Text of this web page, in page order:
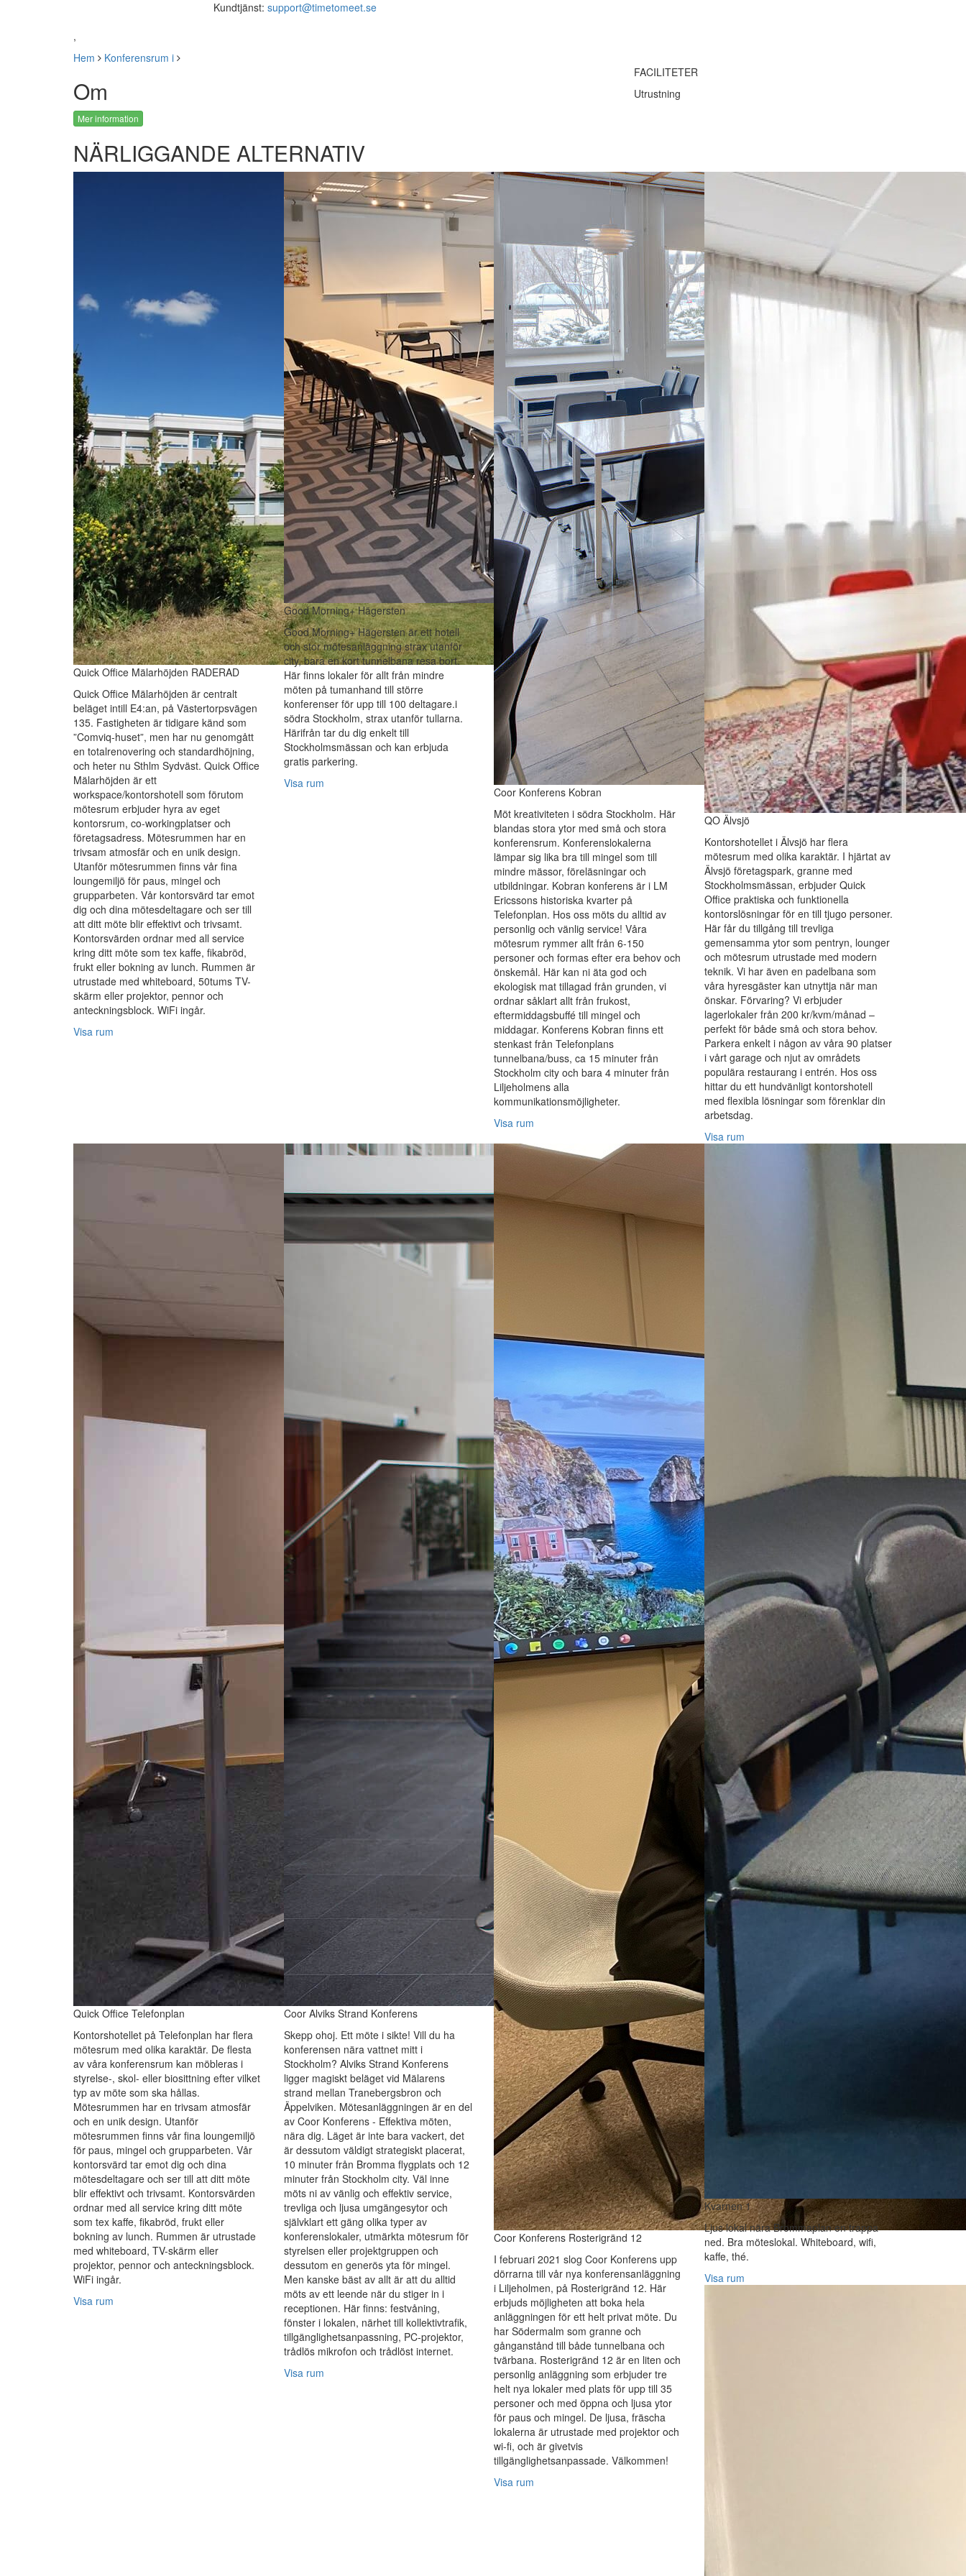
Kundtjänst: support@timetomeet.se
,
Hem
Konferensrum i
Om
Mer information
FACILITETER
Utrustning
NÄRLIGGANDE ALTERNATIV
Quick Office Mälarhöjden RADERAD
Quick Office Mälarhöjden är centralt
beläget intill E4:an, på Västertorpsvägen
135. Fastigheten är tidigare känd som
”Comviq-huset”, men har nu genomgått
en totalrenovering och standardhöjning,
och heter nu Sthlm Sydväst. Quick Office
Mälarhöjden är ett
workspace/kontorshotell som förutom
mötesrum erbjuder hyra av eget
kontorsrum, co-workingplatser och
företagsadress. Mötesrummen har en
trivsam atmosfär och en unik design.
Utanför mötesrummen finns vår fina
loungemiljö för paus, mingel och
grupparbeten. Vår kontorsvärd tar emot
dig och dina mötesdeltagare och ser till
att ditt möte blir effektivt och trivsamt.
Kontorsvärden ordnar med all service
kring ditt möte som tex kaffe, fikabröd,
frukt eller bokning av lunch. Rummen är
utrustade med whiteboard, 50tums TV-
skärm eller projektor, pennor och
anteckningsblock. WiFi ingår.
Visa rum
Good Morning+ Hägersten
Good Morning+ Hägersten är ett hotell
och stor mötesanläggning strax utanför
city, bara en kort tunnelbana resa bort.
Här finns lokaler för allt från mindre
möten på tumanhand till större
konferenser för upp till 100 deltagare.i
södra Stockholm, strax utanför tullarna.
Härifrån tar du dig enkelt till
Stockholmsmässan och kan erbjuda
gratis parkering.
Visa rum
Coor Konferens Kobran
Möt kreativiteten i södra Stockholm. Här
blandas stora ytor med små och stora
konferensrum. Konferenslokalerna
lämpar sig lika bra till mingel som till
mindre mässor, föreläsningar och
utbildningar. Kobran konferens är i LM
Ericssons historiska kvarter på
Telefonplan. Hos oss möts du alltid av
personlig och vänlig service! Våra
mötesrum rymmer allt från 6-150
personer och formas efter era behov och
önskemål. Här kan ni äta god och
ekologisk mat tillagad från grunden, vi
ordnar såklart allt från frukost,
eftermiddagsbuffé till mingel och
middagar. Konferens Kobran finns ett
stenkast från Telefonplans
tunnelbana/buss, ca 15 minuter från
Stockholm city och bara 4 minuter från
Liljeholmens alla
kommunikationsmöjligheter.
Visa rum
QO Älvsjö
Kontorshotellet i Älvsjö har flera
mötesrum med olika karaktär. I hjärtat av
Älvsjö företagspark, granne med
Stockholmsmässan, erbjuder Quick
Office praktiska och funktionella
kontorslösningar för en till tjugo personer.
Här får du tillgång till trevliga
gemensamma ytor som pentryn, lounger
och mötesrum utrustade med modern
teknik. Vi har även en padelbana som
våra hyresgäster kan utnyttja när man
önskar. Förvaring? Vi erbjuder
lagerlokaler från 200 kr/kvm/månad –
perfekt för både små och stora behov.
Parkera enkelt i någon av våra 90 platser
i vårt garage och njut av områdets
populära restaurang i entrén. Hos oss
hittar du ett hundvänligt kontorshotell
med flexibla lösningar som förenklar din
arbetsdag.
Visa rum
Quick Office Telefonplan
Kontorshotellet på Telefonplan har flera
mötesrum med olika karaktär. De flesta
av våra konferensrum kan möbleras i
styrelse-, skol- eller biosittning efter vilket
typ av möte som ska hållas.
Mötesrummen har en trivsam atmosfär
och en unik design. Utanför
mötesrummen finns vår fina loungemiljö
för paus, mingel och grupparbeten. Vår
kontorsvärd tar emot dig och dina
mötesdeltagare och ser till att ditt möte
blir effektivt och trivsamt. Kontorsvärden
ordnar med all service kring ditt möte
som tex kaffe, fikabröd, frukt eller
bokning av lunch. Rummen är utrustade
med whiteboard, TV-skärm eller
projektor, pennor och anteckningsblock.
WiFi ingår.
Visa rum
Coor Alviks Strand Konferens
Skepp ohoj. Ett möte i sikte! Vill du ha
konferensen nära vattnet mitt i
Stockholm? Alviks Strand Konferens
ligger magiskt beläget vid Mälarens
strand mellan Tranebergsbron och
Äppelviken. Mötesanläggningen är en del
av Coor Konferens - Effektiva möten,
nära dig. Läget är inte bara vackert, det
är dessutom väldigt strategiskt placerat,
10 minuter från Bromma flygplats och 12
minuter från Stockholm city. Väl inne
möts ni av vänlig och effektiv service,
trevliga och ljusa umgängesytor och
självklart ett gäng olika typer av
konferenslokaler, utmärkta mötesrum för
styrelsen eller projektgruppen och
dessutom en generös yta för mingel.
Men kanske bäst av allt är att du alltid
möts av ett leende när du stiger in i
receptionen. Här finns: festvåning,
fönster i lokalen, närhet till kollektivtrafik,
tillgänglighetsanpassning, PC-projektor,
trådlös mikrofon och trådlöst internet.
Visa rum
Coor Konferens Rosterigränd 12
I februari 2021 slog Coor Konferens upp
dörrarna till vår nya konferensanläggning
i Liljeholmen, på Rosterigränd 12. Här
erbjuds möjligheten att boka hela
anläggningen för ett helt privat möte. Du
har Södermalm som granne och
gånganstånd till både tunnelbana och
tvärbana. Rosterigränd 12 är en liten och
personlig anläggning som erbjuder tre
helt nya lokaler med plats för upp till 35
personer och med öppna och ljusa ytor
för paus och mingel. De ljusa, fräscha
lokalerna är utrustade med projektor och
wi-fi, och är givetvis
tillgänglighetsanpassade. Välkommen!
Visa rum
Kvarnen 1
Ljus lokal nära Brommaplan en trappa
ned. Bra möteslokal. Whiteboard, wifi,
kaffe, thé.
Visa rum